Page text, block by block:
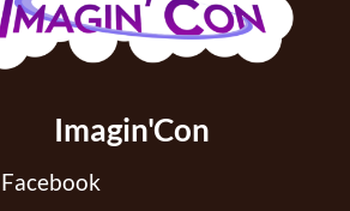
Imagin'Con
Facebook